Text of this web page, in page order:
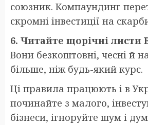
союзник. Компаундинг
скромні інвестиції на
6. Читайте щорічні листи
Вони безкоштовні, чесні й
більше, ніж будь-який курс.
Ці правила працюють і в
починайте з малого,
бізнеси, ігноруйте шум і